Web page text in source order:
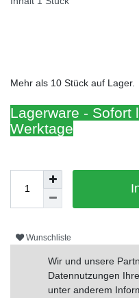
Mehr als 10 Stück auf Lager.
Lagerware - Sofort
Werktage
Wunschliste
* inkl. ges. MwSt. zzgl. Versandkosten
Wir und unsere
Datennutzungen Ihre
unter anderem